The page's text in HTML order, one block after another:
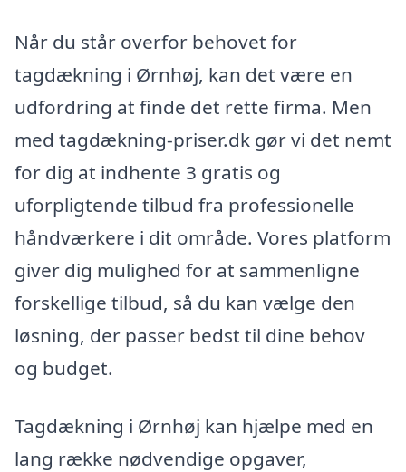
Når du står overfor behovet for
tagdækning i Ørnhøj, kan det være en
udfordring at finde det rette firma. Men
med tagdækning-priser.dk gør vi det nemt
for dig at indhente 3 gratis og
uforpligtende tilbud fra professionelle
håndværkere i dit område. Vores platform
giver dig mulighed for at sammenligne
forskellige tilbud, så du kan vælge den
løsning, der passer bedst til dine behov
og budget.
Tagdækning i Ørnhøj kan hjælpe med en
lang række nødvendige opgaver,